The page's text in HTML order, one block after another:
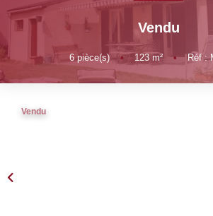
NOS BIENS
NOTRE AGENCE
Vendu
6 pièce(s) • 123m² • Réf :
Vendu